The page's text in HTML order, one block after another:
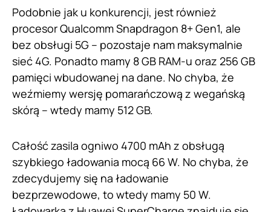
Podobnie jak u konkurencji, jest również
procesor Qualcomm Snapdragon 8+ Gen1, ale
bez obsługi 5G – pozostaje nam maksymalnie
sieć 4G. Ponadto mamy 8 GB RAM-u oraz 256 GB
pamięci wbudowanej na dane. No chyba, że
weźmiemy wersję pomarańczową z wegańską
skórą – wtedy mamy 512 GB.
Całość zasila ogniwo 4700 mAh z obsługą
szybkiego ładowania mocą 66 W. No chyba, że
zdecydujemy się na ładowanie
bezprzewodowe, to wtedy mamy 50 W.